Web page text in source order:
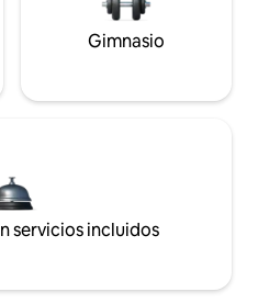
Gimnasio
servicios incluidos